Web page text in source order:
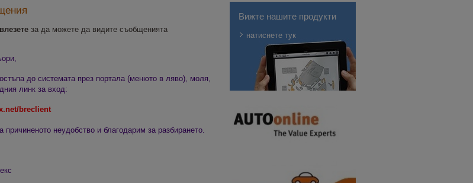
влезетеза да можете да видите съобщенията
до системата през портала (менюто в ляво), моля,
линк за вход:
breclient
причиненото неудобство и благодарим за разбирането.
Вижте нашите продукти
натиснете тук